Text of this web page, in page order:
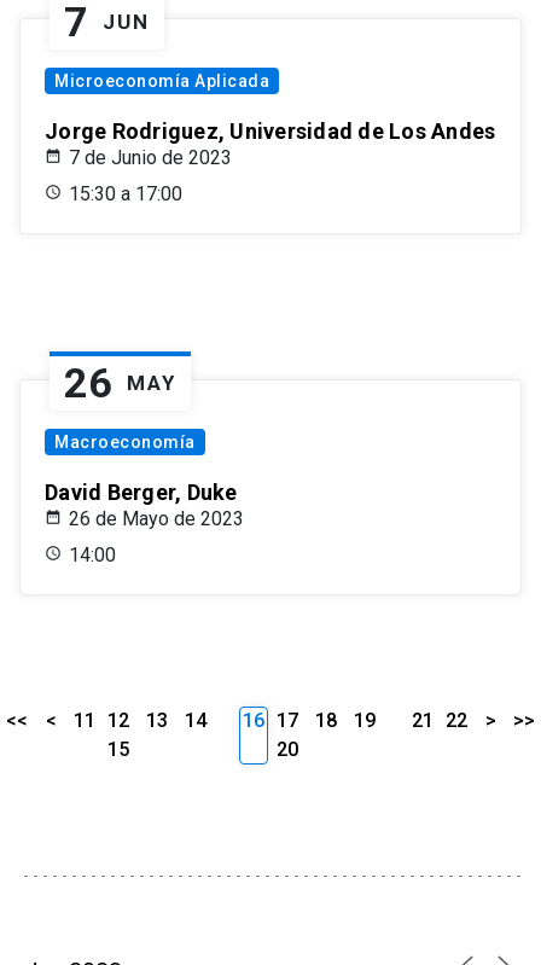
7 JUN
Microeconomía Aplicada
Jorge Rodriguez, Universidad de Los Andes
7 de Junio de 2023
15:30 a 17:00
26 MAY
Macroeconomía
David Berger, Duke
26 de Mayo de 2023
14:00
<< < 11 12 13
14
15
16 17 18
19
20
21 22 > >>